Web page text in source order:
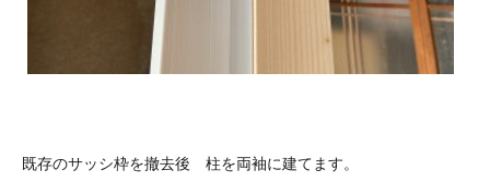
既存のサッシ枠を撤去後 柱を両袖に建てます。